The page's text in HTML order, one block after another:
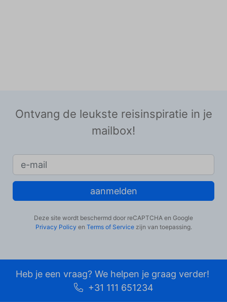
Ontvang de leukste reisinspiratie in je
mailbox!
aanmelden
Deze site wordt beschermd door reCAPTCHA en Google
Privacy Policy en Terms of Servicezijn van toepassing.
Heb je een vraag? We helpen je graag verder!
+31 111 651234